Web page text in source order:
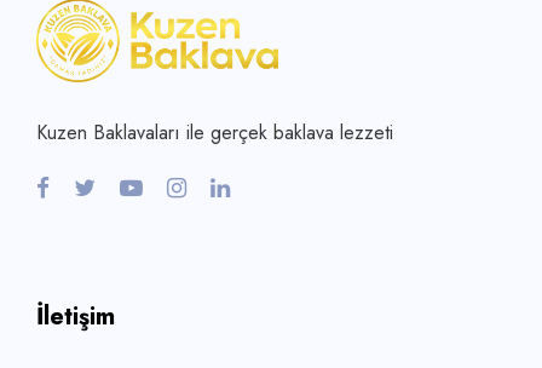
Kuzen Baklavaları ile gerçek baklava lezzeti
İletişim